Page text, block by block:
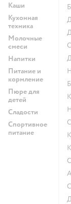
Каши
Кухонная
техника
Молочные
смеси
Напитки
Питание и
кормление
Пюре для
детей
Сладости
Спортивное
питание